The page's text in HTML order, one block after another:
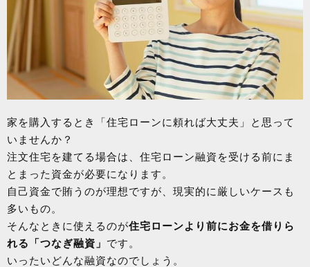
家を購入するとき「住宅ローンに頼れば大丈夫」と思って
いませんか？
注文住宅を建てる場合は、住宅ローン融資を受ける前にま
とまった資金が必要になります。
自己資金で賄うのが理想ですが、現実的に厳しいケースも
多いもの。
そんなときに使えるのが住宅ローンより前にお金を借りら
れる「つなぎ融資」 です。
いったいどんな融資なのでしょう。